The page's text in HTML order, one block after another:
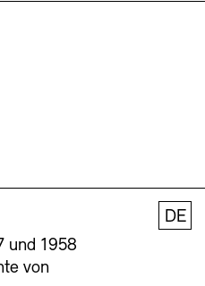
und 1958
von
DE